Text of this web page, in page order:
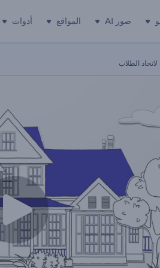
صور AI المواقع أدوات
الطلاب